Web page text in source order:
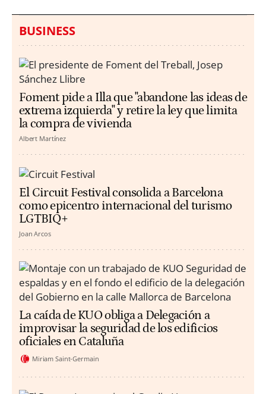
BUSINESS
Foment pide a Illa que "abandone las ideas de
extrema izquierda" y retire la ley que limita
la compra de vivienda
Albert Martínez
El Circuit Festival consolida a Barcelona
como epicentro internacional del turismo
LGTBIQ+
Joan Arcos
La caída de KUO obliga a Delegación a
improvisar la seguridad de los edificios
oficiales en Cataluña
Miriam Saint-Germain